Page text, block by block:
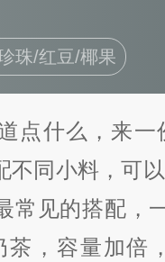
珠/红豆/椰果
点什么，来
不同小料，可
常见的搭配，
茶，容量加倍